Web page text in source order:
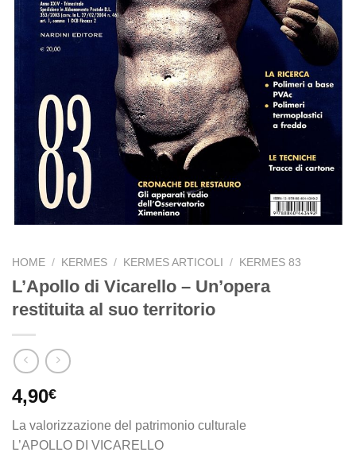
HOME / KERMES / KERMES ARTICOLI / KERMES 83
L’Apollo di Vicarello – Un’opera
restituita al suo territorio
4,90€
La valorizzazione del patrimonio culturale
L’APOLLO DI VICARELLO